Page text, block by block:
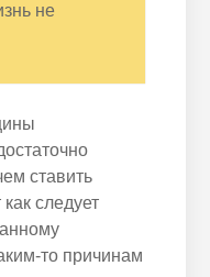
не
ставить
следует
то причинам